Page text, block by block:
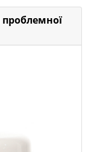
проблемної